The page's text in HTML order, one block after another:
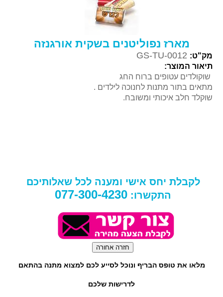
מארז נפוליטנים בשקית אורגנזה
מק"ט: GS-TU-0012
תיאור המוצר:
שוקולדים עטופים ברוח החג
מתאים בתור מתנות לחנוכה לילדים .
שוקלד חלב איכותי ומשובח.
לקבלת יחס אישי ומענה לכל שאלותיכם
התקשרו: 077-300-4230
מלאו את טופס הבריף ונוכל לסייע לכם למצוא מתנה בהתאם
לדרישות שלכם